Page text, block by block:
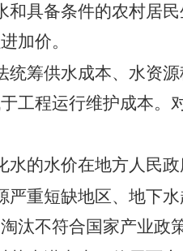
和具备条件的农村居
加价。
统筹供水成本、水资
工程运行维护成本。
水的水价在地方人民
重短缺地区、地下
汰不符合国家产业政